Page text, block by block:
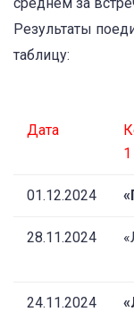
среднем за
Результаты
таблицу:
Дата
1
01.12.2024
28.11.2024
24.11.2024